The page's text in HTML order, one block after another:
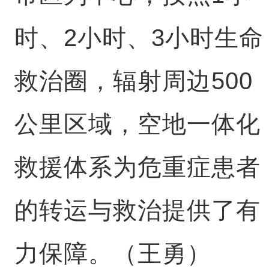
时、2小时、3小时生命
救治圈，辐射周边500
公里区域，空地一体化
救援体系为危重症患者
的转运与救治提供了有
力保障。（王勇）